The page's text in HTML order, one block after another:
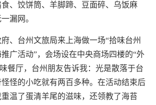
、饺饼筒、羊脚蹄、豆面碎、乌饭麻
漏网。
、台州文旅局来上海做一场“拾味台州
广活动”，会场设在中央商场四楼的“外
餐厅，台州朋友告诉我：光是散落于台
怪的小吃就有两百多种。在活动结束后
温了蛋清羊尾的滋味，还领教了海苔